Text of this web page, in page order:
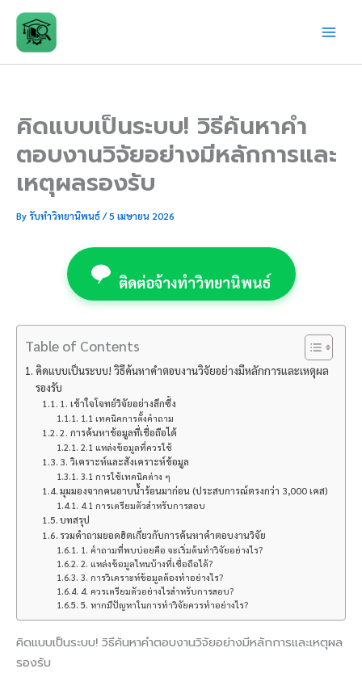
content
คิดแบบเป็นระบบ! วิธีค้นหาคำ
ตอบงานวิจัยอย่างมีหลักการและ
เหตุผลรองรับ
Byรับทำวิทยานิพนธ์/5 เมษายน 2026
ติดต่อจ้างทำวิทยานิพนธ์
Table of Contents
คิดแบบเป็นระบบ! วิธีค้นหาคำตอบงานวิจัยอย่างมีหลักการและเหตุผล
รองรับ
1. เข้าใจโจทย์วิจัยอย่างลึกซึ้ง
1.1 เทคนิคการตั้งคำถาม
2. การค้นหาข้อมูลที่เชื่อถือได้
2.1 แหล่งข้อมูลที่ควรใช้
3. วิเคราะห์และสังเคราะห์ข้อมูล
3.1 การใช้เทคนิคต่าง ๆ
มุมมองจากคนอาบน้ำร้อนมาก่อน (ประสบการณ์ตรงกว่า 3,000 เคส)
4.1 การเตรียมตัวสำหรับการสอบ
บทสรุป
รวมคำถามยอดฮิตเกี่ยวกับการค้นหาคำตอบงานวิจัย
1. คำถามที่พบบ่อยคือ จะเริ่มต้นทำวิจัยอย่างไร?
2. แหล่งข้อมูลไหนบ้างที่เชื่อถือได้?
3. การวิเคราะห์ข้อมูลต้องทำอย่างไร?
4. ควรเตรียมตัวอย่างไรสำหรับการสอบ?
5. หากมีปัญหาในการทำวิจัยควรทำอย่างไร?
คิดแบบเป็นระบบ! วิธีค้นหาคำตอบงานวิจัยอย่างมีหลักการและเหตุผล
รองรับ